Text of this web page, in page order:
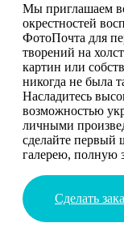
Мы приглашаем
окрестностей
ФотоПочта для
творений на
картин или
никогда не была
Насладитесь
возможностью
личными
сделайте первый
галерею, полную
Сделать